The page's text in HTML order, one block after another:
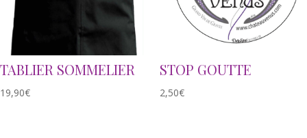
TABLIER SOMMELIER
19,90€
STOP GOUTTE
2,50€